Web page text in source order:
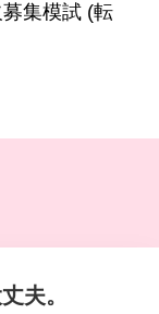
集模試 (転
夫。